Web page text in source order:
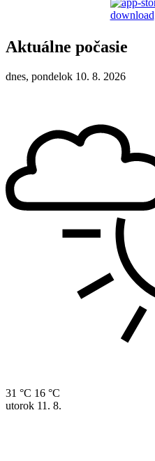
Aktuálne počasie
dnes, pondelok 10. 8. 2026
31 °C 16 °C
utorok 11. 8.